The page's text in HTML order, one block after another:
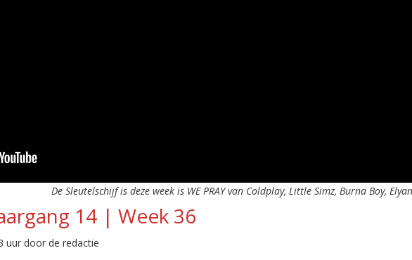
De Sleutelschijf is deze week is WE PRAY van Coldplay, Little Simz, Burna Boy,
14 | Week 36
uur door de redactie